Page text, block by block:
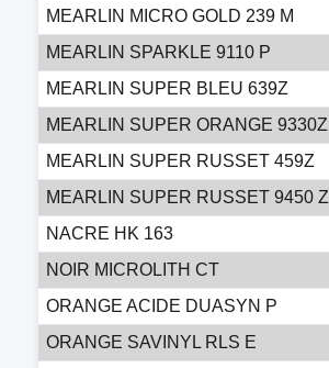
MEARLIN MICRO GOLD 239 M
MEARLIN SPARKLE 9110 P
MEARLIN SUPER BLEU 639Z
MEARLIN SUPER ORANGE 9330Z
MEARLIN SUPER RUSSET 459Z
MEARLIN SUPER RUSSET 9450 Z
NACRE HK 163
NOIR MICROLITH CT
ORANGE ACIDE DUASYN P
ORANGE SAVINYL RLS E